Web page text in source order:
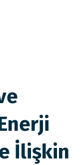
İlişkin